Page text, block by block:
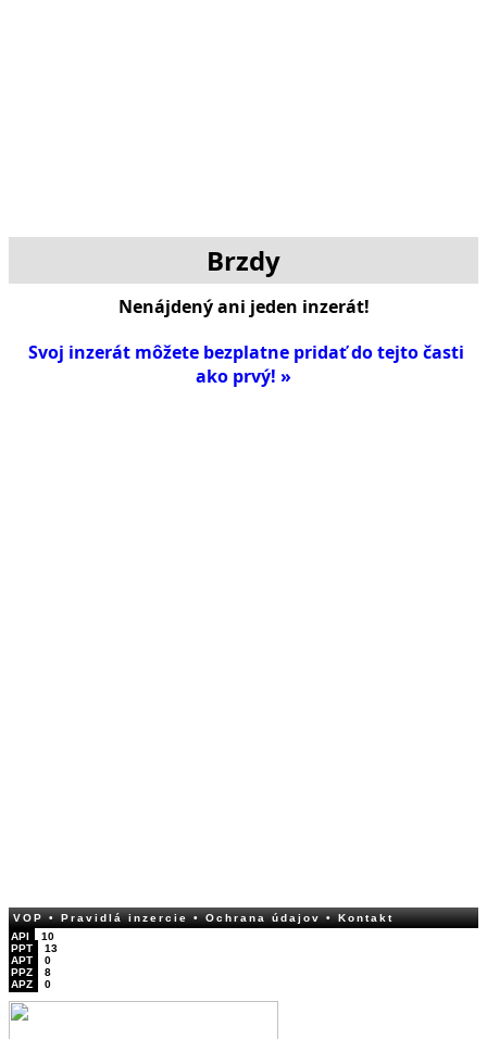
Brzdy
Nenájdený ani jeden inzerát!
Svoj inzerát môžete bezplatne pridať do tejto časti
ako prvý! »
VOP• Pravidlá inzercie• Ochrana údajov• Kontakt
API
10
PPT
13
APT
0
PPZ
8
APZ
0